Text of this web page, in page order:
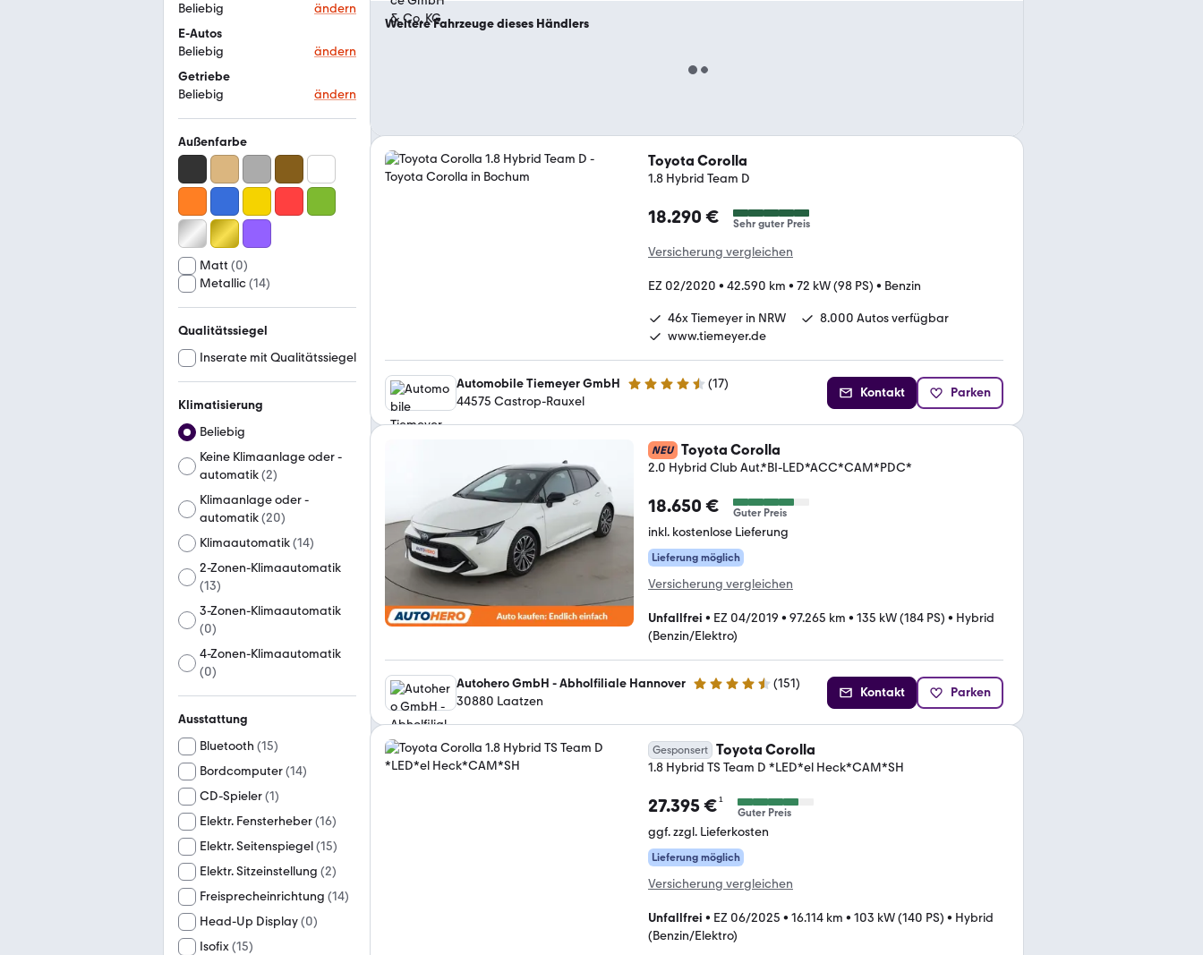
Beliebig
ändern
E-Autos
Beliebig
ändern
Getriebe
Beliebig
ändern
Außenfarbe
Matt (0)
Metallic(14)
Qualitätssiegel
Inserate mit Qualitätssiegel
Klimatisierung
Beliebig
Keine Klimaanlage oder -
automatik(2)
Klimaanlage oder -
automatik(20)
Klimaautomatik(14)
2-Zonen-Klimaautomatik
(13)
3-Zonen-Klimaautomatik
(0)
4-Zonen-Klimaautomatik
(0)
Ausstattung
Bluetooth (15)
Bordcomputer(14)
CD-Spieler(1)
Elektr. Fensterheber(16)
Elektr. Seitenspiegel(15)
Elektr. Sitzeinstellung (2)
Freisprecheinrichtung (14)
Head-Up Display(0)
Isofix(15)
Weitere Fahrzeuge dieses Händlers
Toyota Corolla
1.8 Hybrid Team D
18.290 € Sehr guter Preis
Versicherung vergleichen
EZ 02/2020 • 42.590 km • 72 kW (98 PS) • Benzin
46x Tiemeyer in NRW
8.000 Autos verfügbar
www.tiemeyer.de
Automobile Tiemeyer GmbH 4.6 Sterne (17)
44575 Castrop-Rauxel
Kontakt Parken
NEU Toyota Corolla
2.0 Hybrid Club Aut.*BI-LED*ACC*CAM*PDC*
18.650 € Guter Preis
inkl. kostenlose Lieferung
Lieferung möglich
Versicherung vergleichen
Unfallfrei • EZ 04/2019 • 97.265 km • 135 kW (184 PS) • Hybrid
(Benzin/Elektro)
Autohero GmbH - Abholfiliale Hannover 4.7 Sterne (151)
30880 Laatzen
Kontakt Parken
Gesponsert Toyota Corolla
1.8 Hybrid TS Team D *LED*el Heck*CAM*SH
27.395 €¹
Guter Preis
ggf. zzgl. Lieferkosten
Lieferung möglich
Versicherung vergleichen
Unfallfrei • EZ 06/2025 • 16.114 km • 103 kW (140 PS) • Hybrid
(Benzin/Elektro)